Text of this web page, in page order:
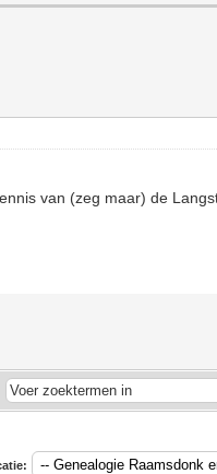
van (zeg maar) de